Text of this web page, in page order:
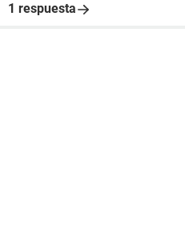
1 respuesta